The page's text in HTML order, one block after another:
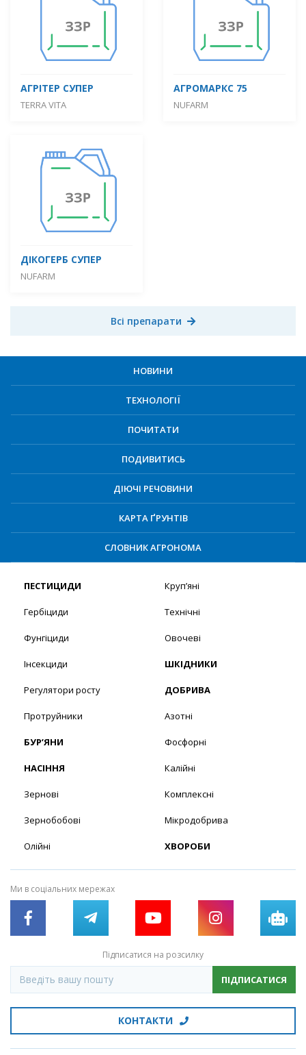
АГРІТЕР СУПЕР
TERRA VITA
АГРОМАРКС 75
NUFARM
ДІКОГЕРБ СУПЕР
NUFARM
Всі препарати
НОВИНИ
ТЕХНОЛОГІЇ
ПОЧИТАТИ
ПОДИВИТИСЬ
ДІЮЧІ РЕЧОВИНИ
КАРТА ҐРУНТІВ
СЛОВНИК АГРОНОМА
ПЕСТИЦИДИ
Гербіциди
Фунгіциди
Інсекциди
Регулятори росту
Протруйники
БУР’ЯНИ
НАСІННЯ
Зернові
Зернобобові
Олійні
Круп’яні
Технічні
Овочеві
ШКІДНИКИ
ДОБРИВА
Азотні
Фосфорні
Калійні
Комплексні
Мікродобрива
ХВОРОБИ
Ми в соціальних мережах
Підписатися на розсилку
ПІДПИСАТИСЯ
КОНТАКТИ